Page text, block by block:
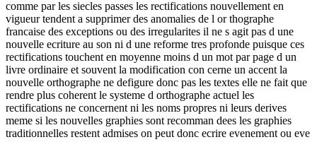
comme par les siecles passes les rectifications nouvellement en
vigueur tendent a supprimer des anomalies de l or thographe
francaise des exceptions ou des irregularites il ne s agit pas d une
nouvelle ecriture au son ni d une reforme tres profonde puisque ces
rectifications touchent en moyenne moins d un mot par page d un
livre ordinaire et souvent la modification con cerne un accent la
nouvelle orthographe ne defigure donc pas les textes elle ne fait que
rendre plus coherent le systeme d orthographe actuel les
rectifications ne concernent ni les noms propres ni leurs derives
meme si les nouvelles graphies sont recomman dees les graphies
traditionnelles restent admises on peut donc ecrire evenement ou eve